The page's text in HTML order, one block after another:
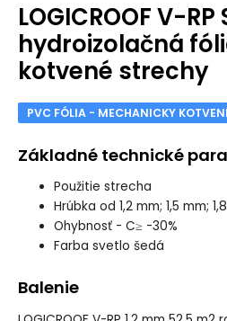
LOGICROOF V-
hydroizolačná
kotvené strechy
PVC FÓLIA - MECHANICKY
Základné technické
Použitie strecha
Hrúbka od 1,2 mm; 1,5 mm;
Ohybnosť - C≥ -30%
Farba svetlo šedá
Balenie